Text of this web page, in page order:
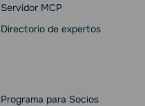
Servidor MCP
Directorio de expertos
Programa para Socios